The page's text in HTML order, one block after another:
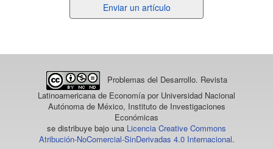
un
Enviar un artículo
Problemas del Desarrollo. Revista
Latinoamericana de Economía por Universidad Nacional
Autónoma de México, Instituto de Investigaciones
Económicas
se distribuye bajo una Licencia Creative Commons
Atribución-NoComercial-SinDerivadas 4.0 Internacional.